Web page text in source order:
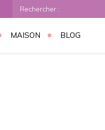
Rechercher
:
MAISON BLOG